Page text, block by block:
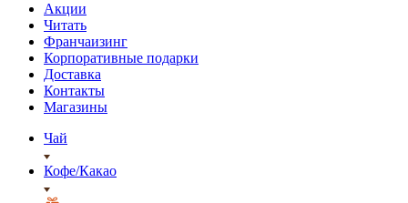
Акции
Читать
Франчаизинг
Корпоративные подарки
Доставка
Контакты
Магазины
Чай
Кофе/Какао